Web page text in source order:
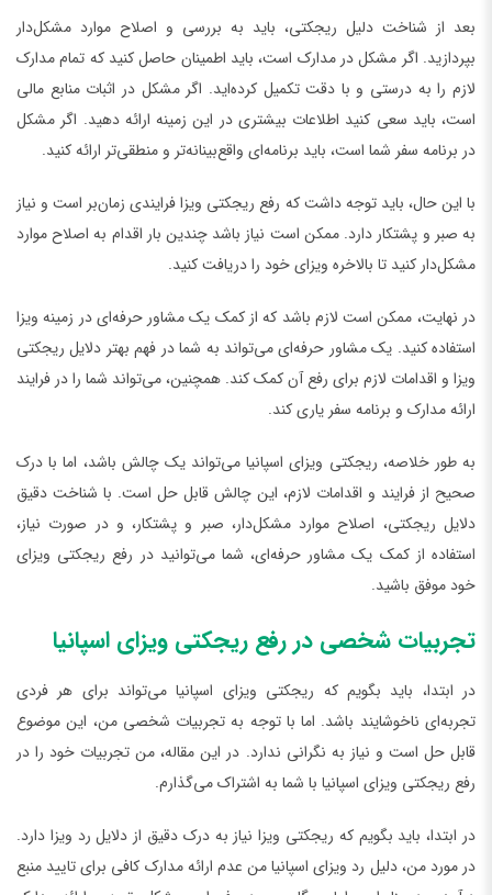
بعد از شناخت دلیل ریجکتی، باید به بررسی و اصلاح موارد مشکل‌دار
بپردازید. اگر مشکل در مدارک است، باید اطمینان حاصل کنید که تمام مدارک
لازم را به درستی و با دقت تکمیل کرده‌اید. اگر مشکل در اثبات منابع مالی
است، باید سعی کنید اطلاعات بیشتری در این زمینه ارائه دهید. اگر مشکل
در برنامه سفر شما است، باید برنامه‌ای واقع‌بینانه‌تر و منطقی‌تر ارائه کنید.
با این حال، باید توجه داشت که رفع ریجکتی ویزا فرایندی زمان‌بر است و نیاز
به صبر و پشتکار دارد. ممکن است نیاز باشد چندین بار اقدام به اصلاح موارد
مشکل‌دار کنید تا بالاخره ویزای خود را دریافت کنید.
در نهایت، ممکن است لازم باشد که از کمک یک مشاور حرفه‌ای در زمینه ویزا
استفاده کنید. یک مشاور حرفه‌ای می‌تواند به شما در فهم بهتر دلایل ریجکتی
ویزا و اقدامات لازم برای رفع آن کمک کند. همچنین، می‌تواند شما را در فرایند
ارائه مدارک و برنامه سفر یاری کند.
به طور خلاصه، ریجکتی ویزای اسپانیا می‌تواند یک چالش باشد، اما با درک
صحیح از فرایند و اقدامات لازم، این چالش قابل حل است. با شناخت دقیق
دلایل ریجکتی، اصلاح موارد مشکل‌دار، صبر و پشتکار، و در صورت نیاز،
استفاده از کمک یک مشاور حرفه‌ای، شما می‌توانید در رفع ریجکتی ویزای
خود موفق باشید.
تجربیات شخصی در رفع ریجکتی ویزای اسپانیا
در ابتدا، باید بگویم که ریجکتی ویزای اسپانیا می‌تواند برای هر فردی
تجربه‌ای ناخوشایند باشد. اما با توجه به تجربیات شخصی من، این موضوع
قابل حل است و نیاز به نگرانی ندارد. در این مقاله، من تجربیات خود را در
رفع ریجکتی ویزای اسپانیا با شما به اشتراک می‌گذارم.
در ابتدا، باید بگویم که ریجکتی ویزا نیاز به درک دقیق از دلایل رد ویزا دارد.
در مورد من، دلیل رد ویزای اسپانیا من عدم ارائه مدارک کافی برای تایید منبع